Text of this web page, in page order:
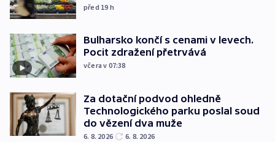
před 19 h
Bulharsko končí s cenami v levech.
Pocit zdražení přetrvává
včera v 07:38
Za dotační podvod ohledně
Technologického parku poslal soud
do vězení dva muže
6. 8. 2026 6. 8. 2026